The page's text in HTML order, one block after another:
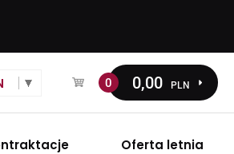
0 0,00 PLN
Oferta letnia